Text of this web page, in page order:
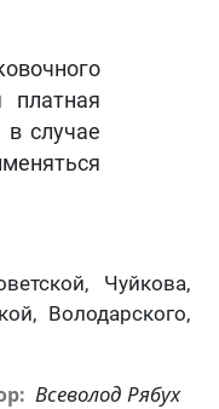
случае
Чуйкова,
Володарского,
Всеволод Рябух